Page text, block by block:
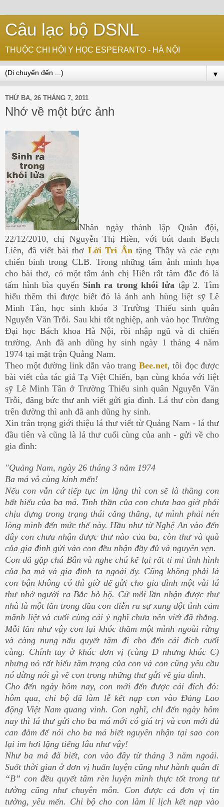
Câu lạc bộ DSNL
THUỘC CHI HỘI Y HỌC ESPERANTO - HÀ NỘI
▼
THỨ BA, 26 THÁNG 7, 2011
Nhớ về một bức ảnh
Nhân ngày thành lập Quân đội,
22/12/2010, chị Nguyễn Thị Hiền, với bút danh Bạch
Liên, đã viết bài thơ Lời Tri Ân tặng Thầy và các cựu
chiến binh trong CLB. Trong những tấm ảnh minh họa
cho bài thơ, có một tấm ảnh chị Hiền rất tâm đắc đó là
tấm hình bìa quyển Sinh ra trong khói lửa tập 2. Tìm
hiểu thêm thì được biết đó là ảnh anh hùng liệt sỹ Lê
Minh Tân, học sinh khóa 3 Trường Thiếu sinh quân
Nguyễn Văn Trỗi. Sau khi tốt nghiệp, anh vào học Trường
Đại học Bách khoa Hà Nội, rồi nhập ngũ và đi chiến
trường. Anh đã anh dũng hy sinh ngày 1 tháng 4 năm
1974 tại mặt trận Quảng Nam.
Theo một đường link dẫn vào trang Bee.net, tôi đọc được
bài viết của tác giả Tạ Việt Chiến, bạn cùng khóa với liệt
sỹ Lê Minh Tân ở Trường Thiếu sinh quân Nguyễn Văn
Trỗi, đăngbức thư anh viết gửi gia đình. Lá thư còn đang
trên đường thì anh đã anh dũng hy sinh.
Xin trân trọng giới thiệu lá thư viết từ Quảng Nam - lá thư
đầu tiên và cũng là lá thư cuối cùng của anh - gửi về cho
gia đình:
"Quảng Nam, ngày 26 tháng 3 năm 1974
Ba má vô cùng kính mến!
Nếu con vẫn cứ tiếp tục im lặng thì con sẽ là thằng con
bất hiếu của ba má. Tinh thần của con chưa bao giờ phải
chịu đựng trong trạng thái căng thẳng, tự mình phải nén
lòng mình đến mức thế này. Hầu như từ Nghệ An vào đến
đây con chưa nhận được thư nào của ba, còn thư và quà
của gia đình gửi vào con đều nhận đầy đủ và nguyên vẹn.
Con đã gặp chú Bân và nghe chú kể lại rất tỉ mỉ tình hình
của ba má và gia đình ta ngoài ấy. Cũng không phải là
con bận không có thì giờ để gửi cho gia đình một vài lá
thư nhờ người ra Bắc bỏ hộ. Cứ mỗi lần nhận được thư
nhà là một lần trong đầu con diễn ra sự xung đột tình cảm
mãnh liệt và cuối cùng cái ý nghĩ chưa nên viết đã thắng.
Mỗi lần như vậy con lại khóc thầm một mình ngoài rừng
và càng nung nấu quyết tâm đi cho đến cái đích cuối
cùng. Chính tuy ở khác đơn vị (cùng D nhưng khác C)
nhưng nó rất hiểu tâm trạng của con và con cũng yêu cầu
nó đừng nói gì về con trong những thư gửi về gia đình.
Cho đến ngày hôm nay, con mới đến được cái đích đó:
hôm qua, chi bộ đã làm lễ kết nạp con vào Đảng Lao
động Việt Nam quang vinh. Con nghĩ, chỉ đến ngày hôm
nay thì lá thư gửi cho ba má mới có giá trị và con mới đủ
can đảm để nói cho ba má biết nguyên nhận tại sao con
lại im hơi lặng tiếng lâu như vậy!
Như ba má đã biết, con vào đây từ tháng 3 năm ngoái.
Suốt thời gian ở đơn vị huấn luyện cũng như hành quân đi
“B” con đều quyết tâm rèn luyện mình thực tốt trong tư
tưởng cũng như chuyên môn. Con được cả đơn vị tin
tưởng, yêu mến. Chi bộ cho con làm lí lịch kết nạp vào